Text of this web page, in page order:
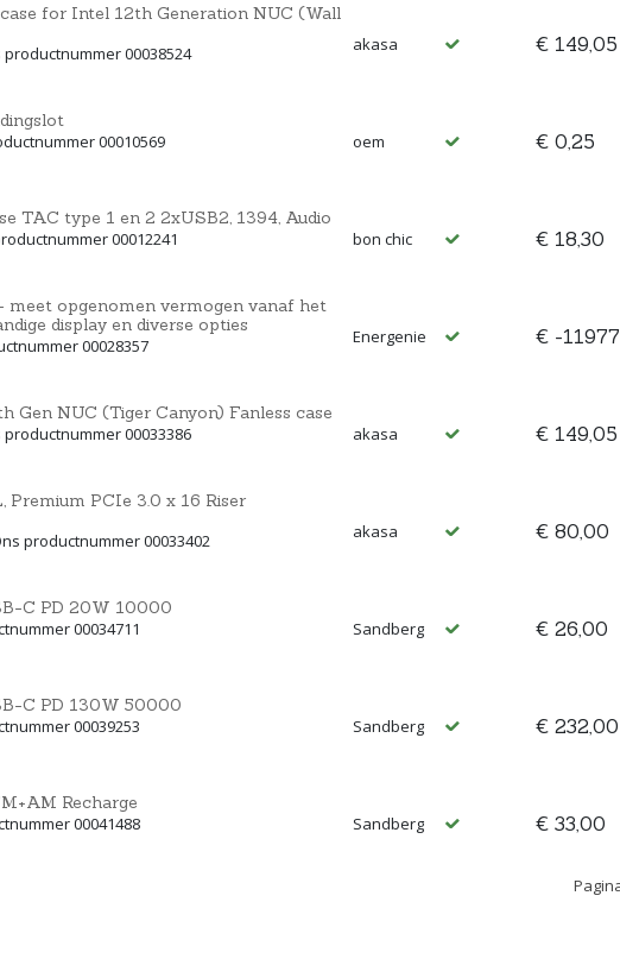
for Intel 12th Generation NUC (Wall
productnummer 00038524
akasa € 149,05
00010569
oem € 0,25
TAC type 1 en 2 2xUSB2, 1394, Audio
00012241
bon chic € 18,30
meet opgenomen vermogen vanaf het
display en diverse opties
00028357
Energenie € -
Gen NUC (Tiger Canyon) Fanless case
productnummer 00033386
akasa € 149,05
Premium PCIe 3.0 x 16 Riser
productnummer 00033402
akasa € 80,00
C PD 20W 10000
00034711
Sandberg € 26,00
C PD 130W 50000
00039253
Sandberg € 232,00
Recharge
00041488
Sandberg € 33,00